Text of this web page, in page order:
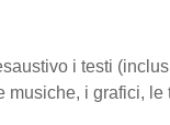
i testi
i grafici,